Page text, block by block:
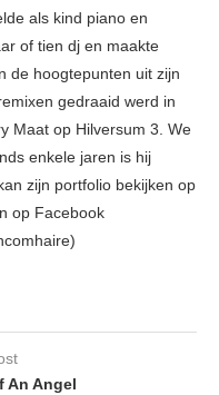
als kind piano en
of tien dj en maakte
de hoogtepunten uit zijn
gedraaid werd in
Maat op Hilversum 3. We
enkele jaren is hij
zijn portfolio bekijken op
op Facebook
An Angel